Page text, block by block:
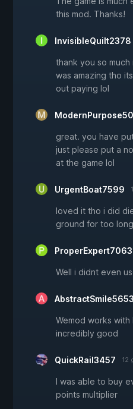
this mod. Thanks!
InvisibleQuilt2378
thank you so
was amazing tho
out paying lol
great. you have
just please put a
at the game lol
UrgentBoat7599
loved it tho i did
ground for too long
ProperExpert7063
Well i didnt even
AbstractSmile5653
Wemod works
incredibly good
QuickRail3457 12
I was able to buy
points multiplier